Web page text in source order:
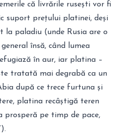
că livrările rusești vor fi
suport prețului platinei, deși
la paladiu (unde Rusia are o
însă, când lumea
în aur, iar platina –
tratată mai degrabă ca un
după ce trece furtuna și
platina recâștigă teren
prosperă pe timp de pace,